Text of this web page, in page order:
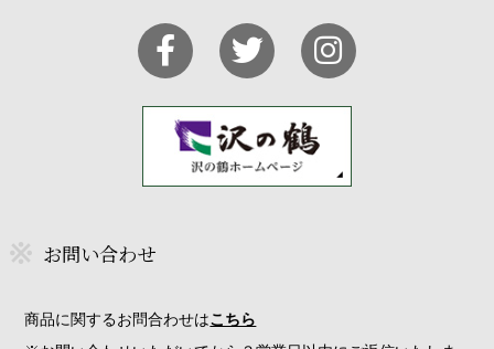
お問い合わせ
商品に関するお問合わせはこちら